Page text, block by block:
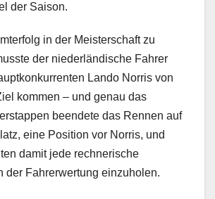
der Saison.
in der Meisterschaft zu
der niederländische Fahrer
Lando Norris von
kommen – und genau das
beendete das Rennen auf
eine Position vor Norris, und
damit jede rechnerische
der Fahrerwertung einzuholen.